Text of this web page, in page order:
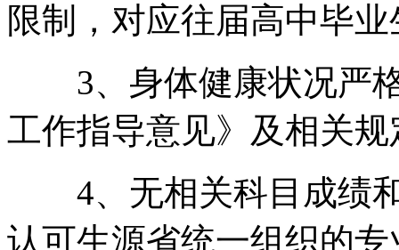
限制，对应往届高中毕
3、身体健康状况严格
工作指导意见》及相关规
4、无相关科目成绩和
认可生源省统一组织的